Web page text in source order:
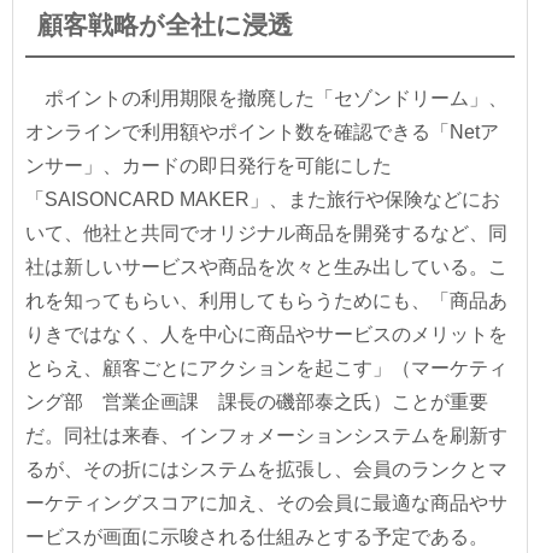
顧客戦略が全社に浸透
ポイントの利用期限を撤廃した「セゾンドリーム」、
オンラインで利用額やポイント数を確認できる「Netア
ンサー」、カードの即日発行を可能にした
「SAISONCARD MAKER」、また旅行や保険などにお
いて、他社と共同でオリジナル商品を開発するなど、同
社は新しいサービスや商品を次々と生み出している。こ
れを知ってもらい、利用してもらうためにも、「商品あ
りきではなく、人を中心に商品やサービスのメリットを
とらえ、顧客ごとにアクションを起こす」（マーケティ
ング部 営業企画課 課長の磯部泰之氏）ことが重要
だ。同社は来春、インフォメーションシステムを刷新す
るが、その折にはシステムを拡張し、会員のランクとマ
ーケティングスコアに加え、その会員に最適な商品やサ
ービスが画面に示唆される仕組みとする予定である。